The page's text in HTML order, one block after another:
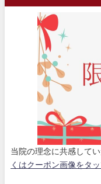
当院の理念に共感して
くはクーポン画像をタッ